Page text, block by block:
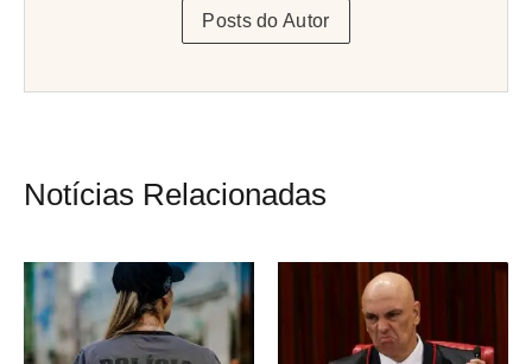
Posts do Autor
Notícias Relacionadas